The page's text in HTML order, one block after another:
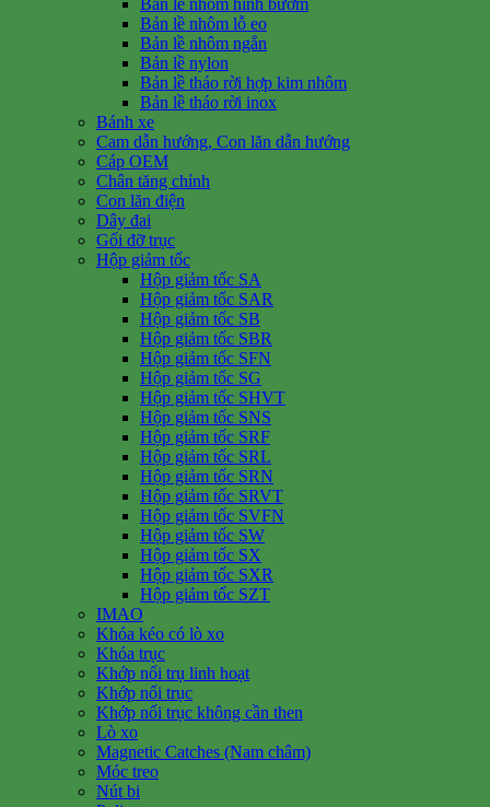
Bản lề nhôm lỗ eo
Bản lề nhôm ngắn
Bản lề nylon
Bản lề tháo rời hợp kim nhôm
Bản lề tháo rời inox
Bánh xe
Cam dẫn hướng, Con lăn dẫn hướng
Cáp OEM
Chân tăng chỉnh
Con lăn điện
Dây đai
Gối đỡ trục
Hộp giảm tốc
Hộp giảm tốc SA
Hộp giảm tốc SAR
Hộp giảm tốc SB
Hộp giảm tốc SBR
Hộp giảm tốc SFN
Hộp giảm tốc SG
Hộp giảm tốc SHVT
Hộp giảm tốc SNS
Hộp giảm tốc SRF
Hộp giảm tốc SRL
Hộp giảm tốc SRN
Hộp giảm tốc SRVT
Hộp giảm tốc SVFN
Hộp giảm tốc SW
Hộp giảm tốc SX
Hộp giảm tốc SXR
Hộp giảm tốc SZT
IMAO
Khóa kéo có lò xo
Khóa trục
Khớp nối trụ linh hoạt
Khớp nối trục
Khớp nối trục không cần then
Lò xo
Magnetic Catches (Nam châm)
Móc treo
Nút bi